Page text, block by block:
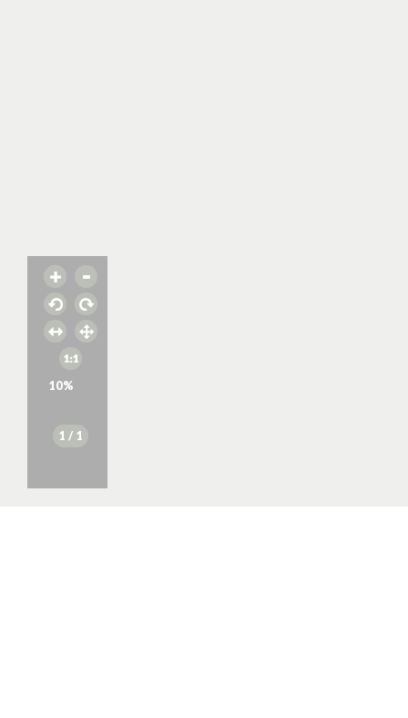
10%
1 / 1